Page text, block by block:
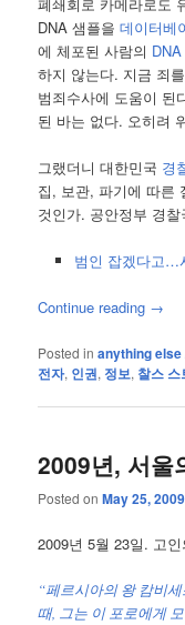
DNA 샘플을데이터베
에 체포된 사람의
하지 않는다. 지금 죄
범죄수사에 도움이 된
된 바는 없다. 오히려
그랬더니 대한민국 경
집, 보관, 파기에 따른
것인가. 공안정부 경찰
범인 잡겠다고…
Continue reading →
Posted in anything else
전자, 인권, 정보, 찰스
2009년, 서울
Posted onMay 25, 2009
2009년 5월 23일. 고
“페르시아의 왕 캄비
때, 그는 이 포로에게